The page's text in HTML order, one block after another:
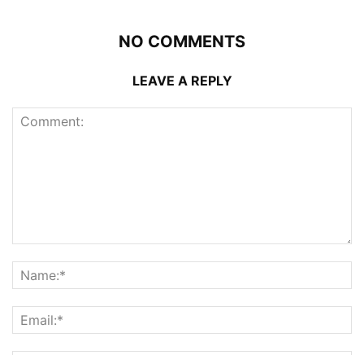
NO COMMENTS
LEAVE A REPLY